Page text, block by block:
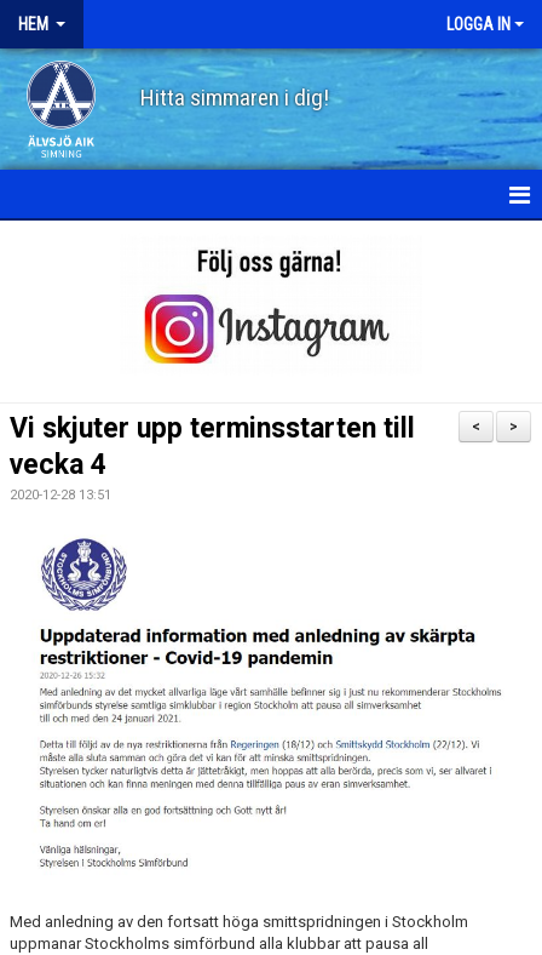
HEM LOGGA IN
Hitta simmaren i dig!
OM ÄLVSJÖ AIK SIMNING
POLICY
ANTIMOBBING
GDPR
ARKIV
JOBBA HOS OSS
VANLIGA FRÅGOR
>
<
Vi skjuter upp terminsstarten till
vecka 4
2020-12-28 13:51
Med anledning av den fortsatt höga smittspridningen i Stockholm
uppmanar Stockholms simförbund alla klubbar att pausa all